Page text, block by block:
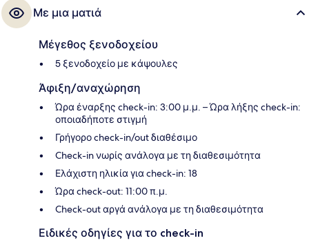
Με μια ματιά
Μέγεθος ξενοδοχείου
5 ξενοδοχείο με κάψουλες
Άφιξη/αναχώρηση
Ώρα έναρξης check-in: 3:00 μ.μ. – Ώρα λήξης check-in:
οποιαδήποτε στιγμή
Γρήγορο check-in/out διαθέσιμο
Check-in νωρίς ανάλογα με τη διαθεσιμότητα
Ελάχιστη ηλικία για check-in: 18
Ώρα check-out: 11:00 π.μ.
Check-out αργά ανάλογα με τη διαθεσιμότητα
Ειδικές οδηγίες για το check-in